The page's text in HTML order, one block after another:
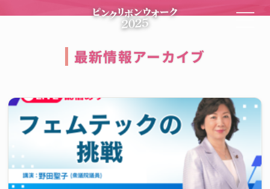
最新情報アーカイブ